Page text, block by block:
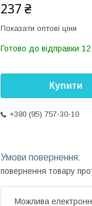
237 ₴
Показати оптові ціни
Готово до відправки
Купити
+380 (95) 757-30-10
повернення товару